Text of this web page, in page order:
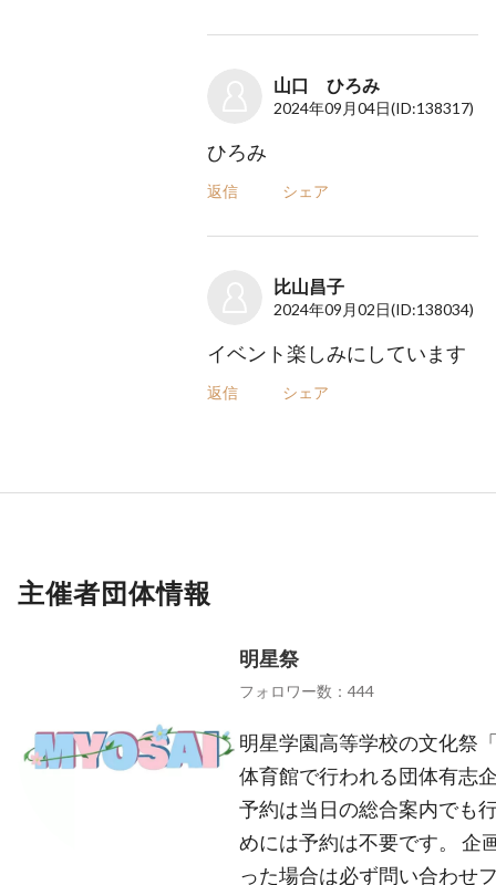
山口 ひろみ
2024年09月04日(ID:138317)
ひろみ
返信 シェア
比山昌子
2024年09月02日(ID:138034)
イベント楽しみにしています
返信 シェア
主催者団体情報
明星祭
フォロワー数：444
明星学園高等学校の文化祭
体育館で行われる団体有志
予約は当日の総合案内でも
めには予約は不要です。 企
った場合は必ず問い合わせ